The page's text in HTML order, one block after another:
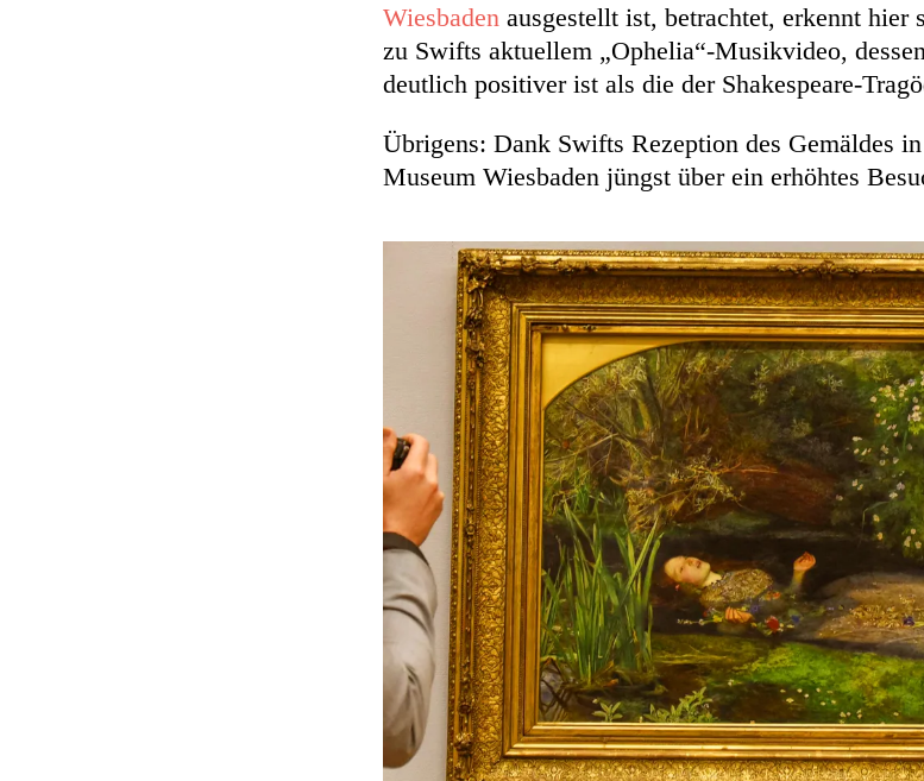
Wiesbaden ausgestellt ist, betrachtet, erkennt hier
zu Swifts aktuellem „Ophelia“-Musikvideo,
deutlich positiver ist als die der Shakespeare-
Übrigens: Dank Swifts Rezeption des Gemäldes
Museum Wiesbaden jüngst über ein erhöhtes